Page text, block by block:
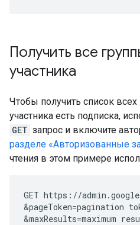
Получить все
участника
Чтобы получить список всех
участника есть подписка,
GET запрос и включите
разделе «Авторизованные
чтения в этом примере
GET https://
&pageToken=pagination
&maxResults=maximum